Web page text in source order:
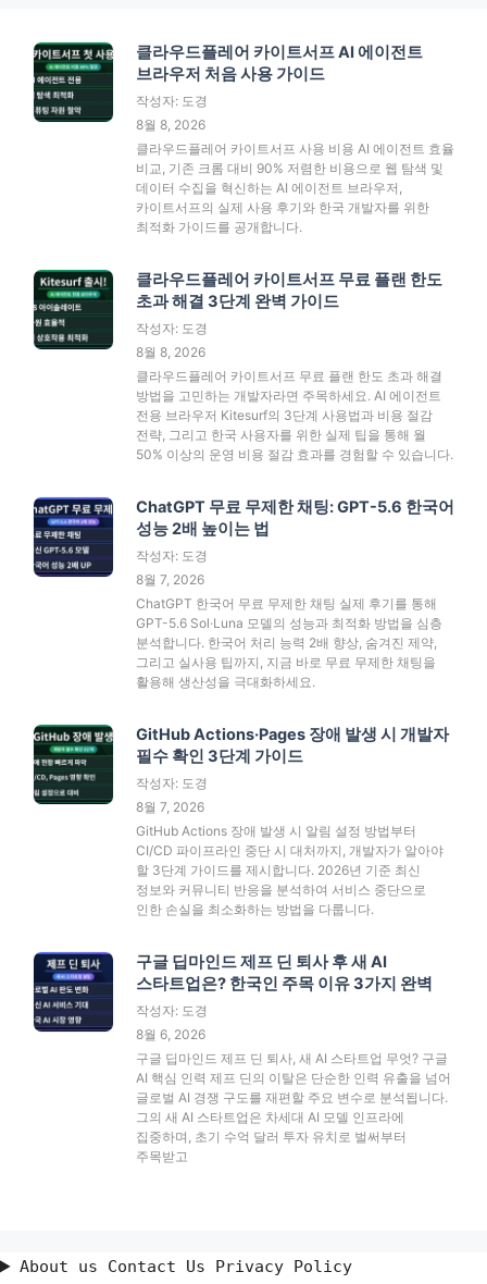
클라우드플레어 카이트서프 AI 에이전트
브라우저 처음 사용 가이드
작성자: 도경
8월 8, 2026
클라우드플레어 카이트서프 사용 비용 AI 에이전트 효율
비교, 기존 크롬 대비 90% 저렴한 비용으로 웹 탐색 및
데이터 수집을 혁신하는 AI 에이전트 브라우저,
카이트서프의 실제 사용 후기와 한국 개발자를 위한
최적화 가이드를 공개합니다.
클라우드플레어 카이트서프 무료 플랜 한도
초과 해결 3단계 완벽 가이드
작성자: 도경
8월 8, 2026
클라우드플레어 카이트서프 무료 플랜 한도 초과 해결
방법을 고민하는 개발자라면 주목하세요. AI 에이전트
전용 브라우저 Kitesurf의 3단계 사용법과 비용 절감
전략, 그리고 한국 사용자를 위한 실제 팁을 통해 월
50% 이상의 운영 비용 절감 효과를 경험할 수 있습니다.
ChatGPT 무료 무제한 채팅: GPT-5.6 한국어
성능 2배 높이는 법
작성자: 도경
8월 7, 2026
ChatGPT 한국어 무료 무제한 채팅 실제 후기를 통해
GPT-5.6 Sol·Luna 모델의 성능과 최적화 방법을 심층
분석합니다. 한국어 처리 능력 2배 향상, 숨겨진 제약,
그리고 실사용 팁까지, 지금 바로 무료 무제한 채팅을
활용해 생산성을 극대화하세요.
GitHub Actions·Pages 장애 발생 시 개발자
필수 확인 3단계 가이드
작성자: 도경
8월 7, 2026
GitHub Actions 장애 발생 시 알림 설정 방법부터
CI/CD 파이프라인 중단 시 대처까지, 개발자가 알아야
할 3단계 가이드를 제시합니다. 2026년 기준 최신
정보와 커뮤니티 반응을 분석하여 서비스 중단으로
인한 손실을 최소화하는 방법을 다룹니다.
구글 딥마인드 제프 딘 퇴사 후 새 AI
스타트업은? 한국인 주목 이유 3가지 완벽
작성자: 도경
8월 6, 2026
구글 딥마인드 제프 딘 퇴사, 새 AI 스타트업 무엇? 구글
AI 핵심 인력 제프 딘의 이탈은 단순한 인력 유출을 넘어
글로벌 AI 경쟁 구도를 재편할 주요 변수로 분석됩니다.
그의 새 AI 스타트업은 차세대 AI 모델 인프라에
집중하며, 초기 수억 달러 투자 유치로 벌써부터
주목받고
About us Contact Us Privacy Policy